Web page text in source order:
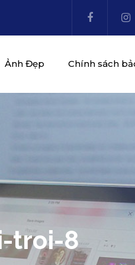
Ảnh Đẹp Chính sách
troi-8